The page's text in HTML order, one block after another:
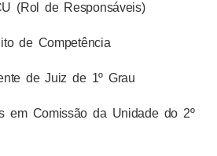
(Rol de Responsáveis)
de Competência
de Juiz de 1º Grau
em Comissão da Unidade do 2º